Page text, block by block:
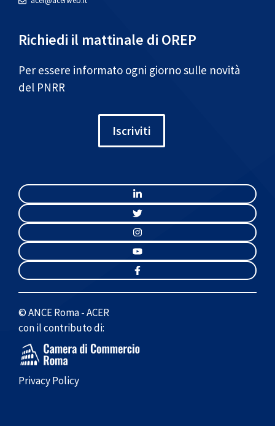
Richiedi il mattinale di OREP
Per essere informato ogni giorno sulle novità
del PNRR
Iscriviti
© ANCE Roma - ACER
con il contributo di:
Privacy Policy